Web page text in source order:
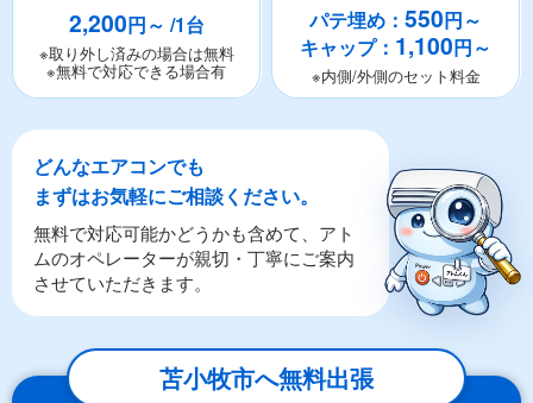
2,200円～ /1台
※取り外し済みの場合は無料
※無料で対応できる場合有
パテ埋め：550円～
キャップ： 1,100円～
※内側/外側のセット料金
どんなエアコンでも
まずはお気軽にご相談ください。
無料で対応可能かどうかも含めて、アト
ムのオペレーターが親切・丁寧にご案内
させていただきます。
苫小牧市へ無料出張